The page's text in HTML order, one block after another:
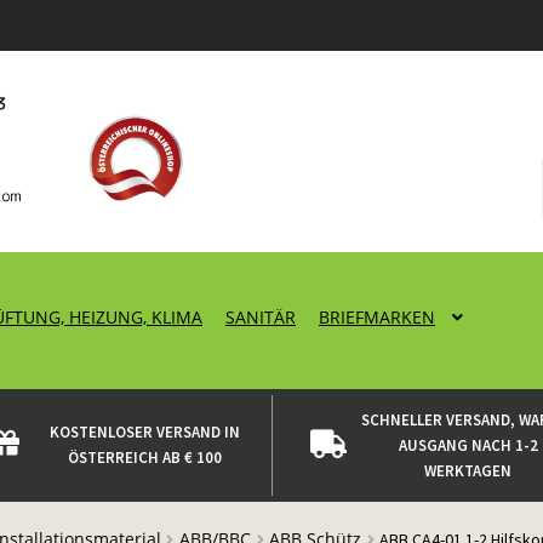
HEIZUNG, KLIMA SANITÄR BRIEFMARKEN
KOSTENLOSER VERSAND IN
ÖSTERREICH AB € 100
SCHNELLER VERSAND,
AUSGANG NACH 1-2
WERKTAGEN